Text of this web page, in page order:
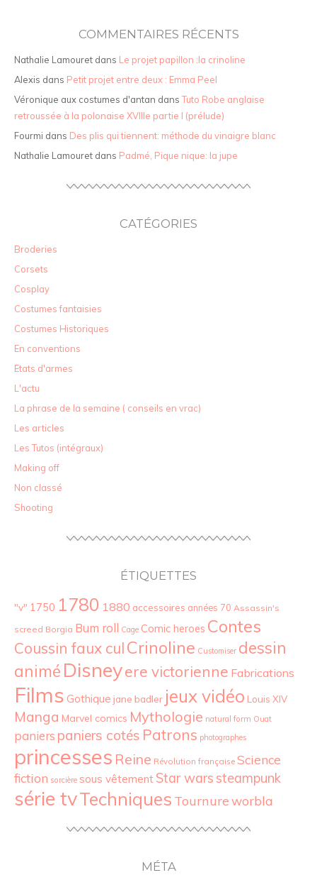
COMMENTAIRES RÉCENTS
Nathalie Lamouret dans Le projet papillon :la crinoline
Alexis dans Petit projet entre deux : Emma Peel
Véronique aux costumes d'antan dansTuto Robe anglaise
retroussée à la polonaise XVIIIe partie I (prélude)
Fourmi dans Des plis qui tiennent: méthode du vinaigre blanc
Nathalie Lamouret dans Padmé, Pique nique: la jupe
CATÉGORIES
Broderies
Corsets
Cosplay
Costumes fantaisies
Costumes Historiques
En conventions
Etats d'armes
L'actu
La phrase de la semaine ( conseils en vrac)
Les articles
Les Tutos (intégraux)
Making off
Non classé
Shooting
ÉTIQUETTES
"v" 1750 1780 1880 accessoires années 70 Assassin's
screed Borgia Bum roll Cage Comic heroes Contes
Coussin faux culCrinoline Customiser dessin
animé Disneyere victorienne Fabrications
Films Gothique jane badler jeux vidéo Louis XIV
Manga Marvel comics Mythologie natural form Ouat
paniers paniers cotés Patrons photographes
princesses Reine Révolution française Science
fiction sorcière sous vêtement Star wars steampunk
série tvTechniques Tournureworbla
MÉTA